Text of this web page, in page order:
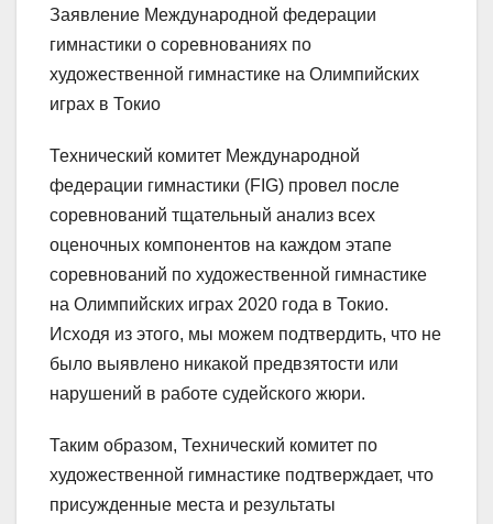
Заявление Международной федерации
гимнастики о соревнованиях по
художественной гимнастике на Олимпийских
играх в Токио
Технический комитет Международной
федерации гимнастики (FIG) провел после
соревнований тщательный анализ всех
оценочных компонентов на каждом этапе
соревнований по художественной гимнастике
на Олимпийских играх 2020 года в Токио.
Исходя из этого, мы можем подтвердить, что не
было выявлено никакой предвзятости или
нарушений в работе судейского жюри.
Таким образом, Технический комитет по
художественной гимнастике подтверждает, что
присужденные места и результаты